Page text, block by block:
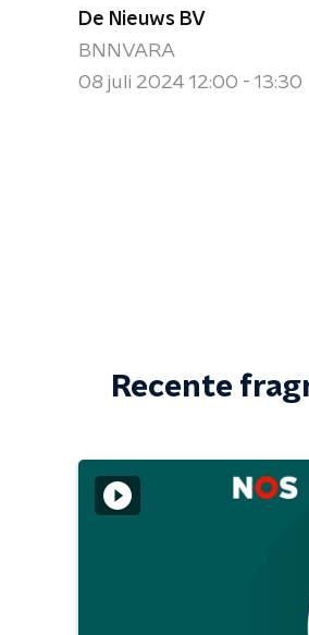
De Nieuws BV
BNNVARA
08 juli 2024 12:00 - 13:30
Recente